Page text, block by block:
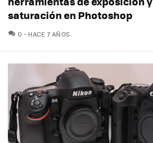
saturación en Photoshop
0 COMENTARIOS
HACE 7 AÑOS